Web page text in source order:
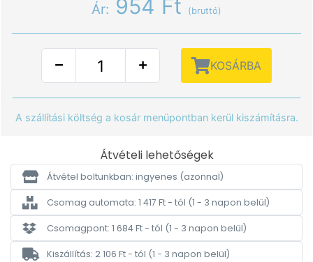
Ár: 954 Ft (bruttó)
KOSÁRBA
A szállítási költség a kosár menüpontban kerül kiszámításra.
Átvételi lehetőségek
Átvétel boltunkban: ingyenes (azonnal)
Csomag automata: 1 417 Ft - tól (1 - 3 napon belül)
Csomagpont: 1 684 Ft - tól (1 - 3 napon belül)
Kiszállítás: 2 106 Ft - tól (1 - 3 napon belül)